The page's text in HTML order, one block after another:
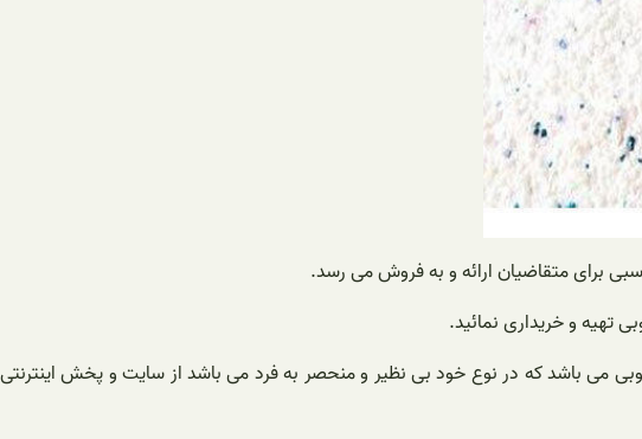
برای متقاضیان ارائه و به فروش می رسد.
تهیه و خریداری نمائید.
می باشد که در نوع خود بی نظیر و منحصر به فرد می باشد از سایت و پخش اینترنتی